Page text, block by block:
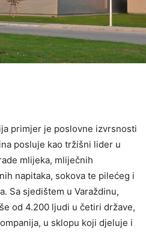
primjer je poslovne izvrsnosti
posluje kao tržišni lider u
mlijeka, mliječnih
napitaka, sokova te pilećeg i
Sa sjedištem u Varaždinu,
od 4.200 ljudi u četiri države,
u sklopu koji djeluje i